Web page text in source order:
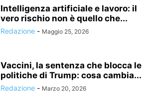
Intelligenza artificiale e lavoro: il
vero rischio non è quello che...
Redazione - Maggio 25, 2026
Vaccini, la sentenza che blocca le
politiche di Trump: cosa cambia...
Redazione - Marzo 20, 2026